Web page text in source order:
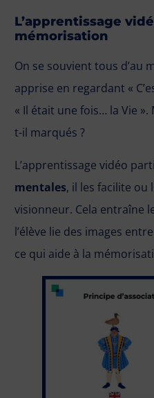
L’apprentissage
mémorisation
On se souvient tous d’au
apprise en regardant «
« Il était une fois… la Vie
t-il marqués ?
L’apprentissage vidéo
mentales, il les facilite ou
visionneur. Cela entraîne
l’élève lie des images
ce qui aide à la